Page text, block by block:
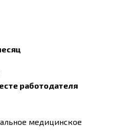
работодателя
медицинское